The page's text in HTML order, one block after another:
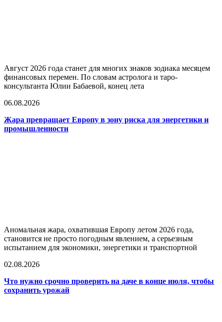
Август 2026 года станет для многих знаков зодиака месяцем
финансовых перемен. По словам астролога и таро-
консультанта Юлии Бабаевой, конец лета
06.08.2026
Жара превращает Европу в зону риска для энергетики и
промышленности
Аномальная жара, охватившая Европу летом 2026 года,
становится не просто погодным явлением, а серьезным
испытанием для экономики, энергетики и транспортной
02.08.2026
Что нужно срочно проверить на даче в конце июля, чтобы
сохранить урожай